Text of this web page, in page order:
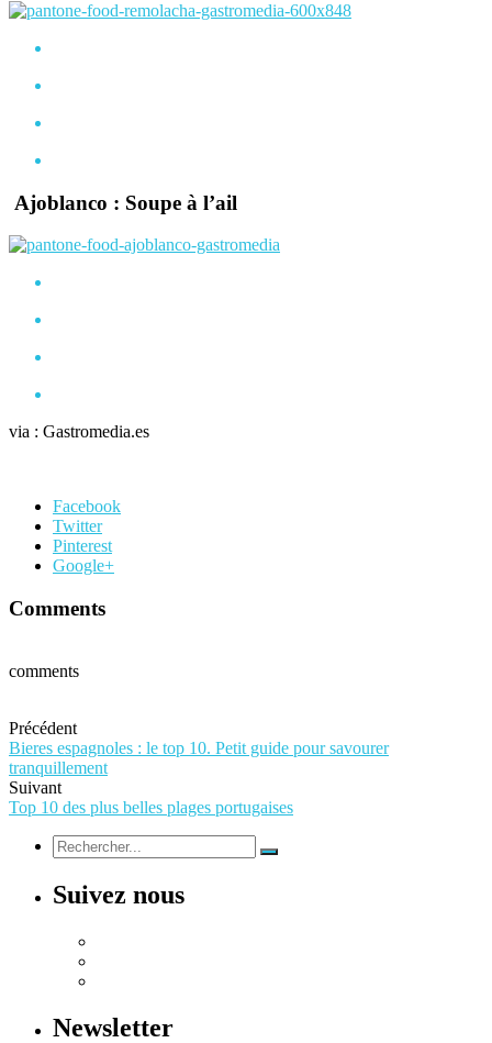
Ajoblanco : Soupe à l’ail
via : Gastromedia.es
Facebook
Twitter
Pinterest
Google+
Comments
comments
Précédent
Bieres espagnoles : le top 10. Petit guide pour savourer
tranquillement
Suivant
Top 10 des plus belles plages portugaises
Suivez nous
Newsletter